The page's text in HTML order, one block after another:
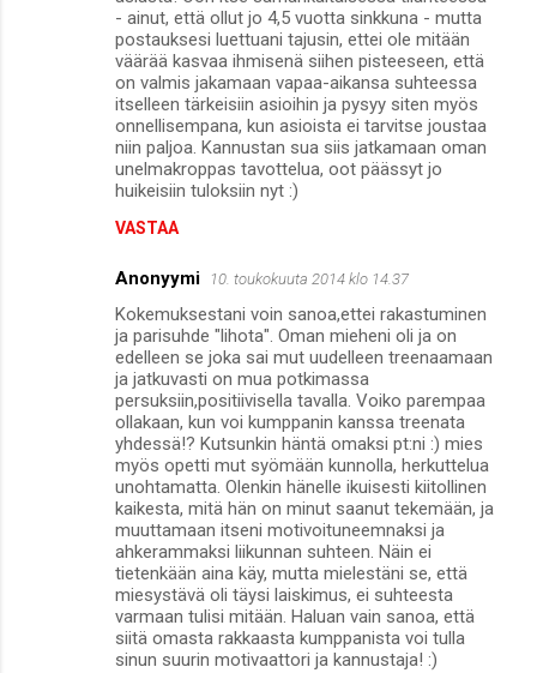
- ainut, että ollut jo 4,5 vuotta sinkkuna - mutta
postauksesi luettuani tajusin, ettei ole mitään
väärää kasvaa ihmisenä siihen pisteeseen, että
on valmis jakamaan vapaa-aikansa suhteessa
itselleen tärkeisiin asioihin ja pysyy siten myös
onnellisempana, kun asioista ei tarvitse joustaa
niin paljoa. Kannustan sua siis jatkamaan oman
unelmakroppas tavottelua, oot päässyt jo
huikeisiin tuloksiin nyt :)
VASTAA
Anonyymi 10. toukokuuta 2014 klo 14.37
Kokemuksestani voin sanoa,ettei rakastuminen
ja parisuhde "lihota". Oman mieheni oli ja on
edelleen se joka sai mut uudelleen treenaamaan
ja jatkuvasti on mua potkimassa
persuksiin,positiivisella tavalla. Voiko parempaa
ollakaan, kun voi kumppanin kanssa treenata
yhdessä!? Kutsunkin häntä omaksi pt:ni :) mies
myös opetti mut syömään kunnolla, herkuttelua
unohtamatta. Olenkin hänelle ikuisesti kiitollinen
kaikesta, mitä hän on minut saanut tekemään, ja
muuttamaan itseni motivoituneemnaksi ja
ahkerammaksi liikunnan suhteen. Näin ei
tietenkään aina käy, mutta mielestäni se, että
miesystävä oli täysi laiskimus, ei suhteesta
varmaan tulisi mitään. Haluan vain sanoa, että
siitä omasta rakkaasta kumppanista voi tulla
sinun suurin motivaattori ja kannustaja! :)